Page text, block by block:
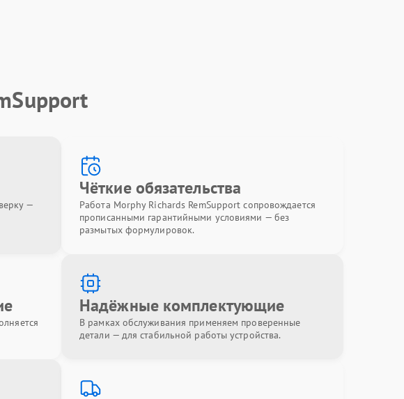
—
Чёткие обязательства
Работа Morphy Richards RemSupport сопровождается
прописанными гарантийными условиями — без
размытых формулировок.
Надёжные комплектующие
В рамках обслуживания применяем проверенные
детали — для стабильной работы устройства.